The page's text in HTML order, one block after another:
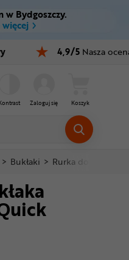
Ctrl M
w Bydgoszczy.
4,9/5 Nasza
Zaloguj się Koszyk
> Bukłaki > Rurka do bukłaka